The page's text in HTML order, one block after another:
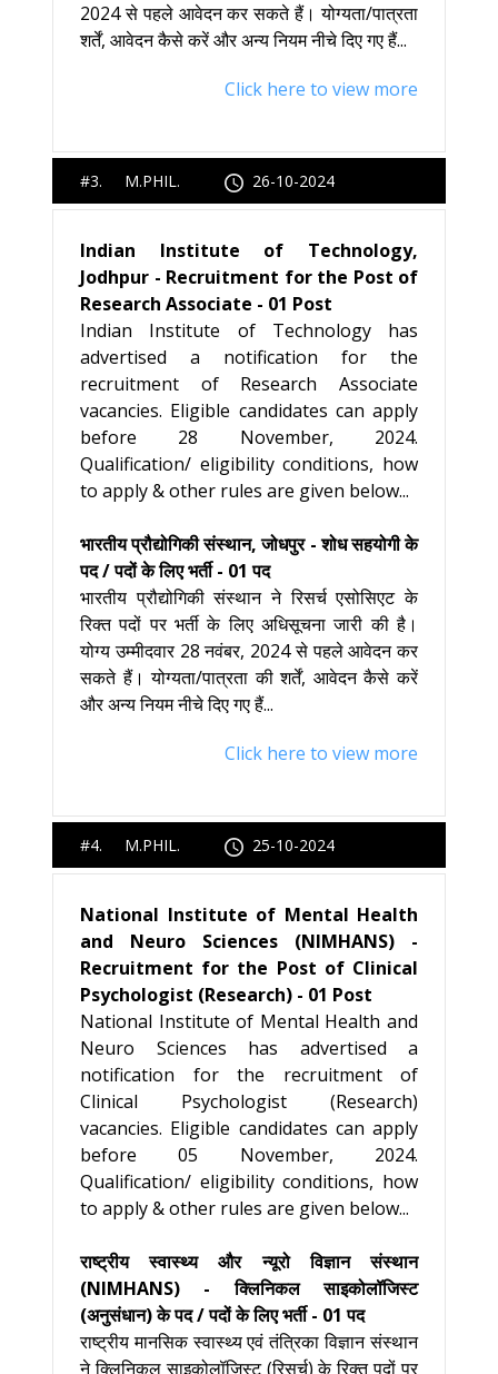
2024 से पहले आवेदन कर सकते हैं। योग्यता/पात्रता
शर्तें, आवेदन कैसे करें और अन्य नियम नीचे दिए गए हैं...
Click here to view more
#3. M.PHIL. 26-10-2024
Indian Institute of Technology,
Jodhpur - Recruitment for the Post of
Research Associate - 01 Post
Indian Institute of Technology has
advertised a notification for the
recruitment of Research Associate
vacancies. Eligible candidates can apply
before 28 November, 2024.
Qualification/ eligibility conditions, how
to apply & other rules are given below...
भारतीय प्रौद्योगिकी संस्थान, जोधपुर - शोध सहयोगी के
पद / पदों के लिए भर्ती - 01 पद
भारतीय प्रौद्योगिकी संस्थान ने रिसर्च एसोसिएट के
रिक्त पदों पर भर्ती के लिए अधिसूचना जारी की है।
योग्य उम्मीदवार 28 नवंबर, 2024 से पहले आवेदन कर
सकते हैं। योग्यता/पात्रता की शर्तें, आवेदन कैसे करें
और अन्य नियम नीचे दिए गए हैं...
Click here to view more
#4. M.PHIL. 25-10-2024
National Institute of Mental Health
and Neuro Sciences (NIMHANS) -
Recruitment for the Post of Clinical
Psychologist (Research) - 01 Post
National Institute of Mental Health and
Neuro Sciences has advertised a
notification for the recruitment of
Clinical Psychologist (Research)
vacancies. Eligible candidates can apply
before 05 November, 2024.
Qualification/ eligibility conditions, how
to apply & other rules are given below...
राष्ट्रीय स्वास्थ्य और न्यूरो विज्ञान संस्थान
(NIMHANS) - क्लिनिकल साइकोलॉजिस्ट
(अनुसंधान) के पद / पदों के लिए भर्ती - 01 पद
राष्ट्रीय मानसिक स्वास्थ्य एवं तंत्रिका विज्ञान संस्थान
ने क्लिनिकल साइकोलॉजिस्ट (रिसर्च) के रिक्त पदों पर